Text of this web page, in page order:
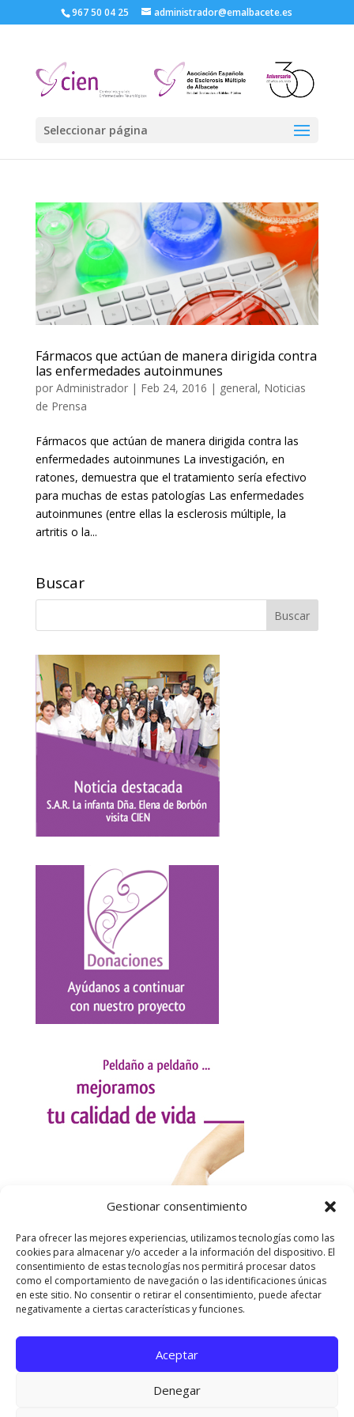
Gestionar consentimiento
Para ofrecer las mejores experiencias, utilizamos tecnologías como las
cookies para almacenar y/o acceder a la información del dispositivo. El
consentimiento de estas tecnologías nos permitirá procesar datos
como el comportamiento de navegación o las identificaciones únicas
en este sitio. No consentir o retirar el consentimiento, puede afectar
negativamente a ciertas características y funciones.
Aceptar
Denegar
967 50 04 25 administrador@emalbacete.es
Seleccionar página
Fármacos que actúan de manera dirigida contra
las enfermedades autoinmunes
por Administrador| Feb 24, 2016 | general, Noticias
de Prensa
Fármacos que actúan de manera dirigida contra las
enfermedades autoinmunes La investigación, en
ratones, demuestra que el tratamiento sería efectivo
para muchas de estas patologías Las enfermedades
autoinmunes (entre ellas la esclerosis múltiple, la
artritis o la...
Buscar
Utilizamos cookies para ofrecerte la mejor experiencia en
Puedes aprender más sobre qué cookies utilizamos o